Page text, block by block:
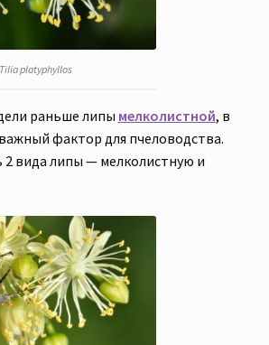
platyphyllos
раньше липы мелколистной, в
фактор для пчеловодства.
вида липы — мелколистную и